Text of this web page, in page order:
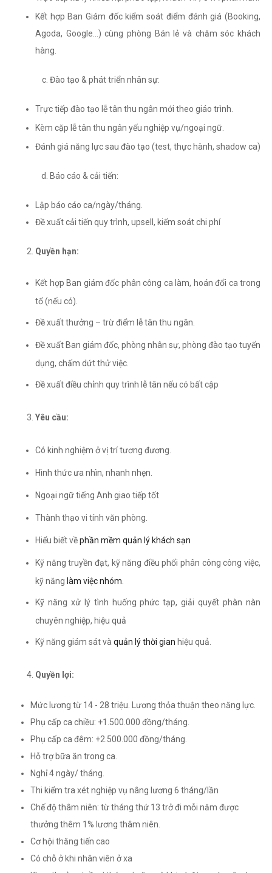
Kết hợp Ban Giám đốc kiểm soát điểm đánh giá (Booking,
Agoda, Google…) cùng phòng Bán lẻ và chăm sóc khách
hàng.
Đào tạo & phát triển nhân sự:
Trực tiếp đào tạo lễ tân thu ngân mới theo giáo trình.
Kèm cặp lễ tân thu ngân yếu nghiệp vụ/ngoại ngữ.
Đánh giá năng lực sau đào tạo (test, thực hành, shadow ca)
Báo cáo & cải tiến:
Lập báo cáo ca/ngày/tháng.
Đề xuất cải tiến quy trình, upsell, kiểm soát chi phí
Quyền hạn:
Kết hợp Ban giám đốc phân công ca làm, hoán đổi ca trong
tổ (nếu có).
Đề xuất thưởng – trừ điểm lễ tân thu ngân.
Đề xuất Ban giám đốc, phòng nhân sự, phòng đào tạo tuyển
dụng, chấm dứt thử việc.
Đề xuất điều chỉnh quy trình lễ tân nếu có bất cập
Yêu cầu:
Có kinh nghiệm ở vị trí tương đương.
Hình thức ưa nhìn, nhanh nhẹn.
Ngoại ngữ tiếng Anh giao tiếp tốt
Thành thạo vi tính văn phòng.
Hiểu biết vềphần mềm quản lý khách sạn
Kỹ năng truyền đạt, kỹ năng điều phối phân công công việc,
kỹ năng làm việc nhóm
Kỹ năng xử lý tình huống phức tạp, giải quyết phàn nàn
chuyên nghiệp, hiệu quả
Kỹ năng giám sát và quản lý thời gian hiệu quả.
Quyền lợi:
Mức lương từ 14 - 28 triệu. Lương thỏa thuận theo năng lực.
Phụ cấp ca chiều: +1.500.000 đồng/tháng.
Phụ cấp ca đêm: +2.500.000 đồng/tháng.
Hỗ trợ bữa ăn trong ca.
Nghỉ 4 ngày/ tháng.
Thi kiểm tra xét nghiệp vụ nâng lương 6 tháng/lần
Chế độ thâm niên: từ tháng thứ 13 trở đi mỗi năm được
thưởng thêm 1% lương thâm niên.
Cơ hội thăng tiến cao
Có chỗ ở khi nhân viên ở xa